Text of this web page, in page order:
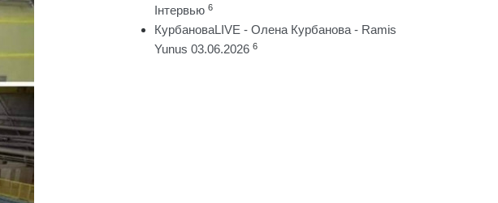
Інтервью 6
КурбановаLIVE - Олена Курбанова - Ramis
Yunus 03.06.2026 6